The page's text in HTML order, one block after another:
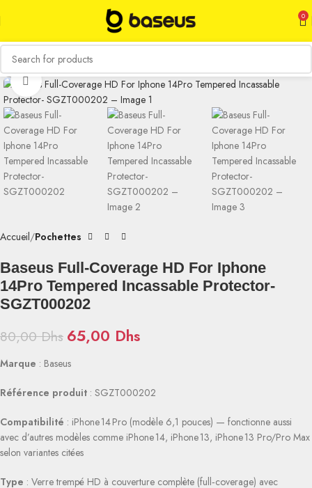
0
Click to enlarge
Accueil Pochettes
Baseus Full-Coverage HD For Iphone
14Pro Tempered Incassable Protector-
SGZT000202
80,00Dhs 65,00 Dhs
Marque : Baseus
Référence produit : SGZT000202
Compatibilité : iPhone 14 Pro (modèle 6,1 pouces) — fonctionne aussi
avec d’autres modèles comme iPhone 14, iPhone 13, iPhone 13 Pro/Pro Max
selon variantes citées
Type : Verre trempé HD à couverture complète (full‑coverage) avec